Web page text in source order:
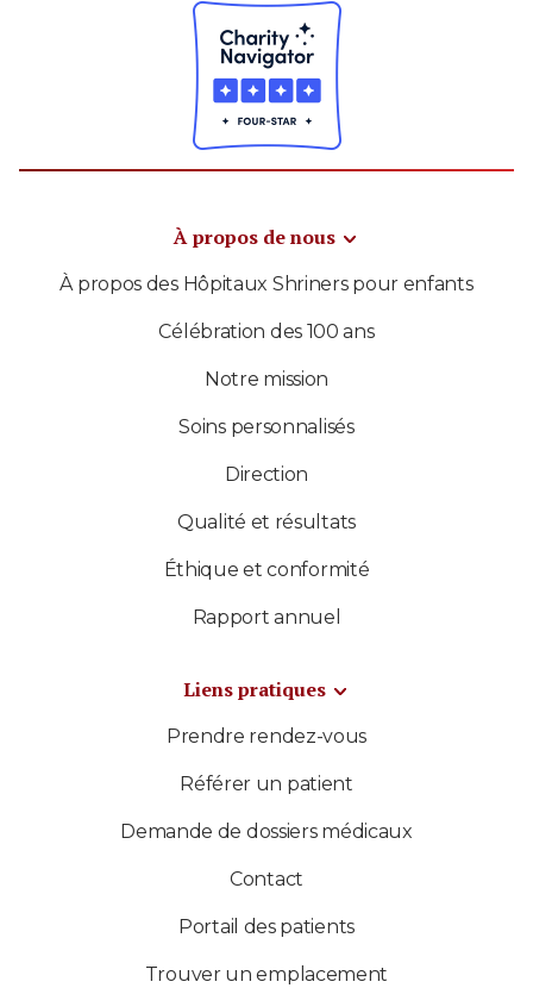
À propos de nous
À propos des Hôpitaux Shriners pour enfants
Célébration des 100 ans
Notre mission
Soins personnalisés
Direction
Qualité et résultats
Éthique et conformité
Rapport annuel
Liens pratiques
Prendre rendez-vous
Référer un patient
Demande de dossiers médicaux
Contact
Portail des patients
Trouver un emplacement